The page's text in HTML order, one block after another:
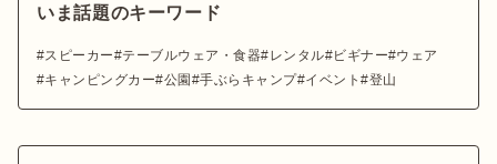
いま話題のキーワード
スピーカー テーブルウェア・食器 レンタル ビギナー
ウェア
キャンピングカー 公園 手ぶらキャンプ イベント 登山